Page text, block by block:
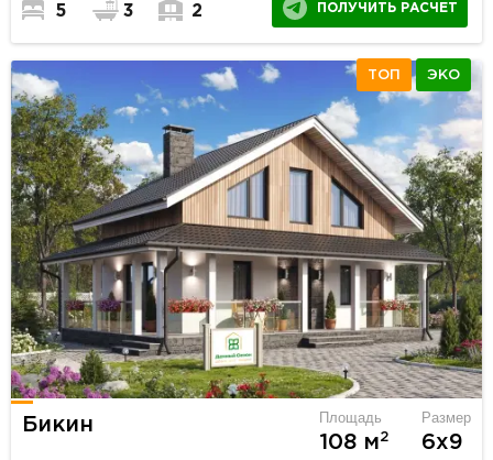
5 3 2 ПОЛУЧИТЬ РАСЧЕТ
ТОП ЭКО
Бикин Площадь
108 м2
Размер
6х9